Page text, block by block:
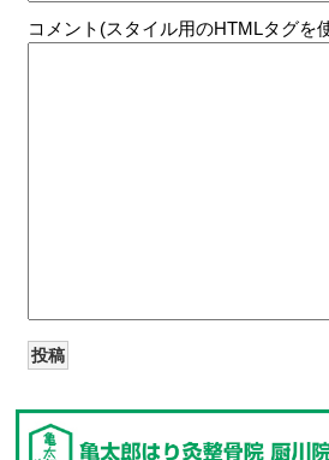
コメント(スタイル用のHTMLタグを